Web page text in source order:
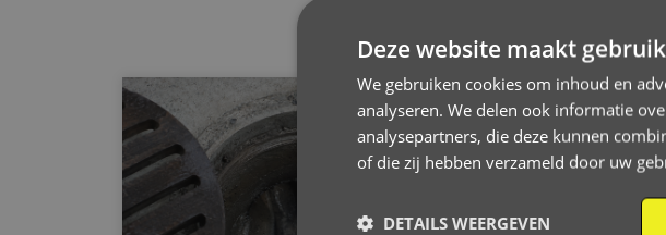
Deze website maakt
We gebruiken cookies om inhoud en
analyseren. We delen ook informatie
analysepartners, die deze kunnen
of die zij hebben verzameld door uw
DETAILS WEERGEVEN